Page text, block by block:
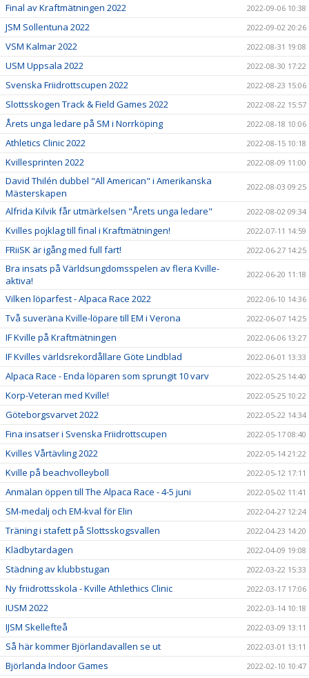
Final av Kraftmätningen 2022 2022-09-06 10:38
JSM Sollentuna 2022 2022-09-02 20:26
VSM Kalmar 2022 2022-08-31 19:08
USM Uppsala 2022 2022-08-30 17:22
Svenska Friidrottscupen 2022 2022-08-23 15:06
Slottsskogen Track & Field Games 2022 2022-08-22 15:57
Årets unga ledare på SM i Norrköping 2022-08-18 10:06
Athletics Clinic 2022 2022-08-15 10:18
Kvillesprinten 2022 2022-08-09 11:00
David Thilén dubbel "All American" i Amerikanska
Mästerskapen
2022-08-03 09:25
Alfrida Kilvik får utmärkelsen "Årets unga ledare" 2022-08-02 09:34
Kvilles pojklag till final i Kraftmätningen! 2022-07-11 14:59
FRiiSK är igång med full fart! 2022-06-27 14:25
Bra insats på Världsungdomsspelen av flera Kville-
aktiva!
2022-06-20 11:18
Vilken löparfest - Alpaca Race 2022 2022-06-10 14:36
Två suveräna Kville-löpare till EM i Verona 2022-06-07 14:25
IF Kville på Kraftmätningen 2022-06-06 13:27
IF Kvilles världsrekordållare Göte Lindblad 2022-06-01 13:33
Alpaca Race - Enda löparen som sprungit 10 varv 2022-05-25 14:40
Korp-Veteran med Kville! 2022-05-25 10:22
Göteborgsvarvet 2022 2022-05-22 14:34
Fina insatser i Svenska Friidrottscupen 2022-05-17 08:40
Kvilles Vårtävling 2022 2022-05-14 21:22
Kville på beachvolleyboll 2022-05-12 17:11
Anmälan öppen till The Alpaca Race - 4-5 juni 2022-05-02 11:41
SM-medalj och EM-kval för Elin 2022-04-27 12:24
Träning i stafett på Slottsskogsvallen 2022-04-23 14:20
Klädbytardagen 2022-04-09 19:08
Städning av klubbstugan 2022-03-22 15:33
Ny friidrottsskola - Kville Athlethics Clinic 2022-03-17 17:06
IUSM 2022 2022-03-14 10:18
IJSM Skellefteå 2022-03-09 13:11
Så här kommer Björlandavallen se ut 2022-03-01 13:11
Björlanda Indoor Games 2022-02-10 10:47